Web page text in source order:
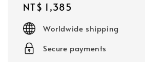
Regular
price
NT$ 1,385
Worldwide shipping
Secure payments